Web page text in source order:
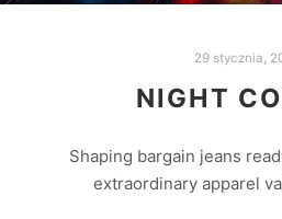
29 stycznia,
NIGHT
Shaping bargain jeans
extraordinary apparel